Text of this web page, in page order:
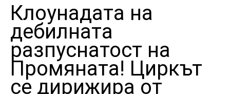
Клоунадата на
дебилната
разпуснатост на
Промяната! Циркът
се дирижира от